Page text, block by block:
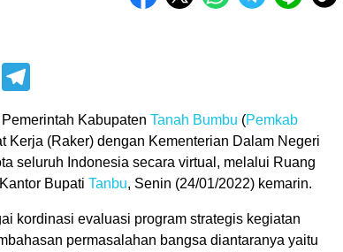
Print
Pemerintah Kabupaten Tanah Bumbu (Pemkab
Kerja (Raker) dengan Kementerian Dalam Negeri
seluruh Indonesia secara virtual, melalui Ruang
Bupati Tanbu, Senin (24/01/2022) kemarin.
kordinasi evaluasi program strategis kegiatan
permasalahan bangsa diantaranya yaitu